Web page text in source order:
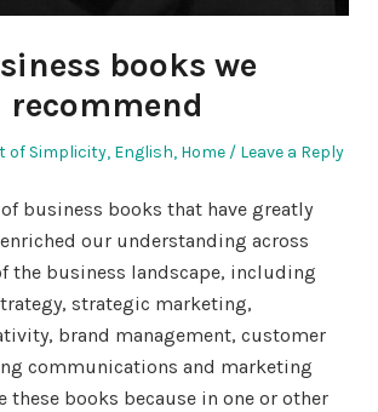
books we
recommend
of Simplicity, English, Home Leave a Reply
business books that have greatly
our understanding across
the business landscape, including
strategic marketing,
brand management, customer
communications and marketing
these books because in one or other